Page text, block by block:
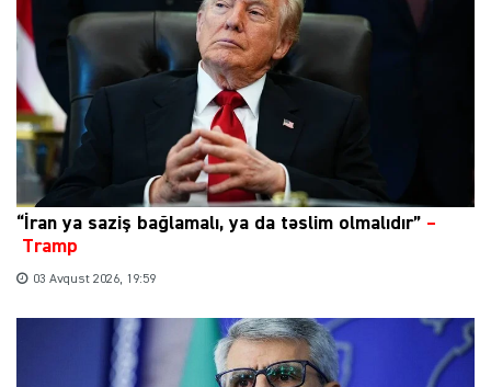
“İran ya saziş bağlamalı, ya da təslim olmalıdır” –
Tramp
03 Avqust 2026, 19:59